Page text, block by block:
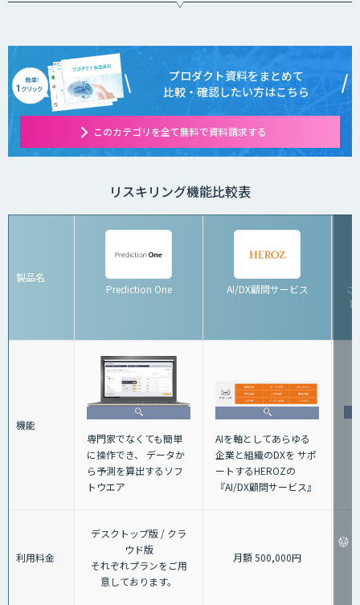
プロダクト資料をまとめて
比較・確認したい方はこちら
このカテゴリを全て無料で資料請求する
リスキリング機能比較表
製品名
Prediction One
AI/DX顧問サービス
こ
機能
専門家でなくても簡単
に操作でき、 データか
ら予測を算出するソフ
トウエア
AIを軸としてあらゆる
企業と組織のDXを サポ
ートするHEROZの
『AI/DX顧問サービス』
利用料金
デスクトップ版 / クラ
ウド版
それぞれプランをご用
意しております。
月額 500,000円